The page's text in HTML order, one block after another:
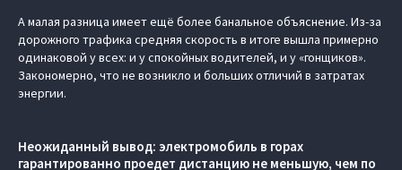
А малая разница имеет ещё более банальное объяснение. Из-за
дорожного трафика средняя скорость в итоге вышла примерно
одинаковой у всех: и у спокойных водителей, и у «гонщиков».
Закономерно, что не возникло и больших отличий в затратах
энергии.
Неожиданный вывод: электромобиль в горах
гарантированно проедет дистанцию не меньшую, чем по